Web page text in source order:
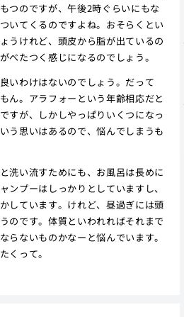
つのですが、午後2時ぐらいにもな
いてくるのですよね。おそらくとい
うけれど、頭皮から脂が出ているの
べたつく感じになるのでしょう。
いわけはないのでしょう。だって
ん。アラフォーという年齢相応だと
すが、しかしやっぱりいくつになっ
う思いはあるので、悩んでしまうも
洗い流すためにも、お風呂は長めに
ンプーはしっかりとしていますし、
しています。けれど、昼過ぎには頭
のです。体質といわれればそれまで
らないものかなーと悩んでいます。
くって。